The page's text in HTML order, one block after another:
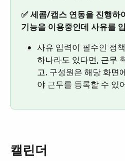
✅ 세콤/캡스 연동을 진행하
기능을 이용중인데 사유를
사유 입력이 필수인 정
하나라도 있다면, 근무
고, 구성원은 해당 화면
야 근무를 등록할 수 있
캘린더